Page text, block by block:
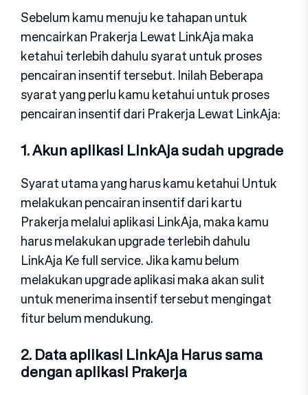
Sebelum kamu menuju ke tahapan untuk
mencairkan Prakerja Lewat LinkAja maka
ketahui terlebih dahulu syarat untuk proses
pencairan insentif tersebut. Inilah Beberapa
syarat yang perlu kamu ketahui untuk proses
pencairan insentif dari Prakerja Lewat LinkAja:
1. Akun aplikasi LinkAja sudah upgrade
Syarat utama yang harus kamu ketahui Untuk
melakukan pencairan insentif dari kartu
Prakerja melalui aplikasi LinkAja, maka kamu
harus melakukan upgrade terlebih dahulu
LinkAja Ke full service. Jika kamu belum
melakukan upgrade aplikasi maka akan sulit
untuk menerima insentif tersebut mengingat
fitur belum mendukung.
2. Data aplikasi LinkAja Harus sama
dengan aplikasi Prakerja